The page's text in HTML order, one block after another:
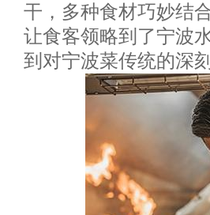
干，多种食材巧妙结
让食客领略到了宁波
到对宁波菜传统的深